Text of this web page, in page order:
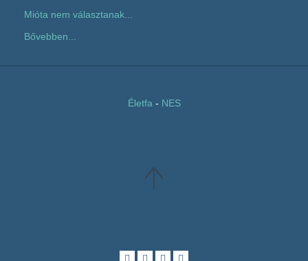
Mióta nem választanak...
Bővebben...
Életfa - NES